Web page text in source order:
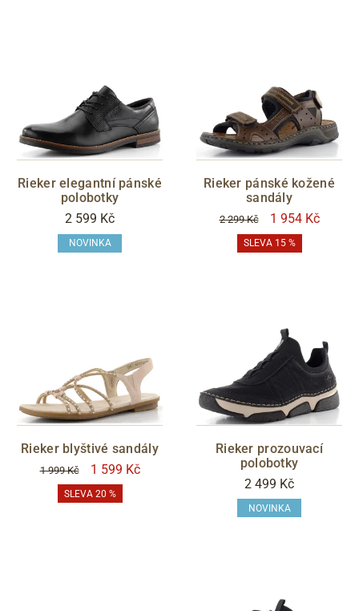
Rieker elegantní pánské
polobotky
2 599 Kč
NOVINKA
Rieker pánské kožené
sandály
2 299 Kč 1 954 Kč
SLEVA 15 %
Rieker blyštivé sandály
1 999 Kč 1 599 Kč
SLEVA 20 %
Rieker prozouvací
polobotky
2 499 Kč
NOVINKA